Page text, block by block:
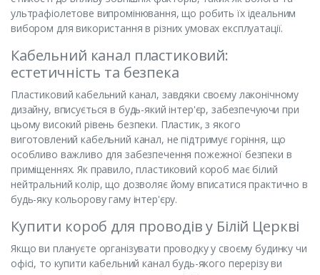
ультрафіолетове випромінювання, що робить їх ідеальним
вибором для використання в різних умовах експлуатації.
Кабельний канал пластиковий:
естетичність та безпека
Пластиковий кабельний канал, завдяки своєму лаконічному
дизайну, вписується в будь-який інтер'єр, забезпечуючи при
цьому високий рівень безпеки. Пластик, з якого
виготовлений кабельний канал, не підтримує горіння, що
особливо важливо для забезпечення пожежної безпеки в
приміщеннях. Як правило, пластиковий короб має білий
нейтральний колір, що дозволяє йому вписатися практично в
будь-яку кольорову гаму інтер'єру.
Купити короб для проводів у Білій Церкві
Якщо ви плануєте організувати проводку у своєму будинку чи
офісі, то купити кабельний канал будь-якого перерізу ви